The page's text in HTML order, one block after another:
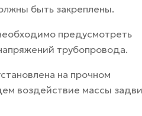
быть закреплены.
предусмотреть
трубопровода.
на прочном
воздействие массы